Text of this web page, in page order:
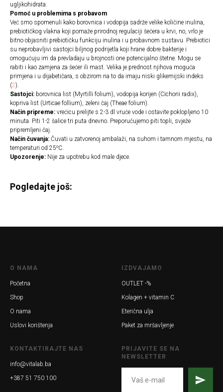
ugljikohidrata.
Pomoć u problemima s probavom
Već smo spomenuli kako borovnica i vodopija sadrže velike količine inulina,
prebiotičkog vlakna koji pomaže prirodnoj regulaciji šećera u krvi, no, vrlo je
bitno objasniti prebiotičku funkciju inulina i u probavnom sustavu. Prebiotici
su neprobavljivi sastojci biljnog podrijetla koji hrane dobre bakterije i
omogućuju im da prevladaju u brojnosti one potencijalno štetne. Mogu se
rabiti i kao zamjena za šećer ili mast. Velika je prednost njihova moguća
primjena i u dijabetičara, s obzirom na to da imaju niski glikemijski indeks
(2).
Sastojci: borovnica list (Myrtilli folium), vodopija korijen (Cichorii radix),
kopriva list (Urticae follium), zeleni čaj (Theae folium).
Način pripreme: vrećicu prelijte s 2-3 dl vruće vode i ostavite poklopljeno 10
minuta. Piti 1-2 šalice tri puta dnevno. Preporučujemo piti topli, svježe
pripremljeni čaj.
Način čuvanja: Čuvati u zatvorenoj ambalaži, na suhom i tamnom mjestu, na
temperaturi od 25⁰C.
Upozorenje: Nije za upotrebu kod male djece.
Pogledajte još:
O NAMA
Početna
Shop
O nama
Uslovi korištenja
IZDVAJAMO
OUTLET -%
Kolagen + vitamin C
Eterična ulja
Paket za mršavljenje
KONTAKTIRAJTE NAS
info@vitalab.ba
+387 51 750 100
PRIJAVITE SE NA
NEWSLETTER